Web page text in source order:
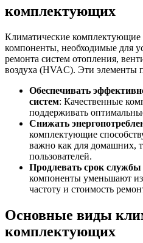
комплектующих
Климатические комплектующие
компоненты, необходимые для
ремонта систем отопления,
воздуха (HVAC). Эти элементы
Обеспечивать
систем: Качественные
поддерживать
Снижать
комплектующие
важно как для домашних,
пользователей.
Продлевать срок службы
компоненты уменьшают
частоту и стоимость
Основные виды
комплектующих